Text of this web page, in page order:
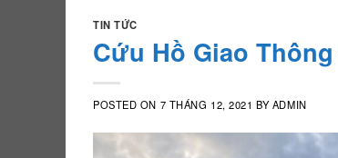
TIN TỨC
Cứu Hồ Giao
POSTED ON 7 THÁNG 12, 2021 BYADMIN